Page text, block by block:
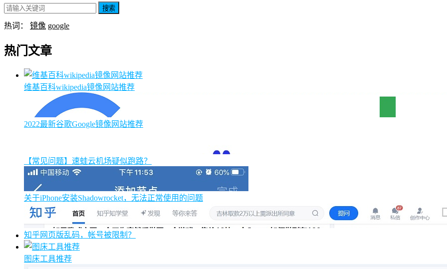
搜索
热词： 镜像 google
热门文章
维基百科wikipedia镜像网站推荐
2022最新谷歌Google镜像网站推荐
【常见问题】速蛙云机场疑似跑路？
关于iPhone安装Shadowrocket，无法正常使用的问题
知乎网页版乱码，帐号被限制？
图床工具推荐